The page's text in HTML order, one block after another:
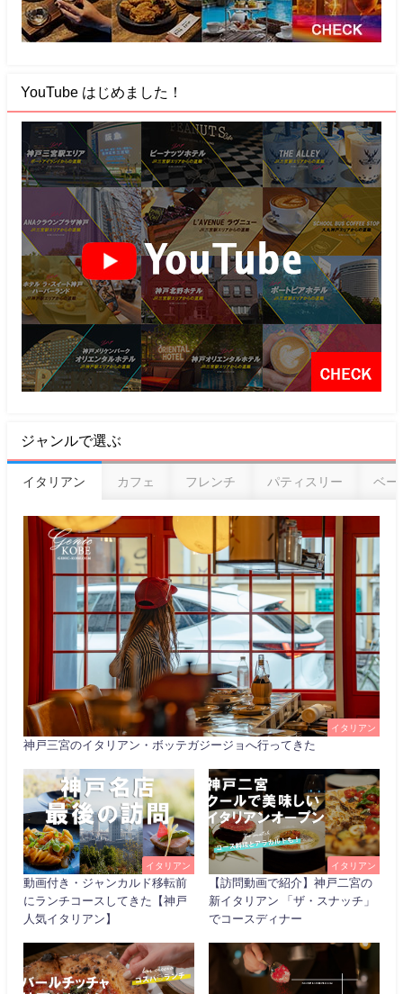
YouTube はじめました！
ジャンルで選ぶ
イタリアン カフェ フレンチ パティスリー ベー
イタリアン
神戸三宮のイタリアン・ボッテガジージョへ行ってきた
イタリアン
動画付き・ジャンカルド移転前
にランチコースしてきた【神戸
人気イタリアン】
イタリアン
【訪問動画で紹介】神戸二宮の
新イタリアン 「ザ・スナッチ」
でコースディナー